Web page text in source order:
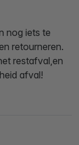
nog iets te
retourneren.
restafval,en
afval!